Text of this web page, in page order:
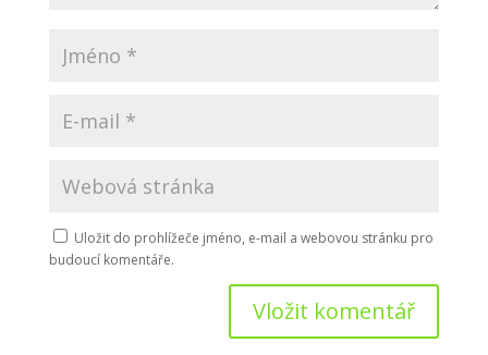
Uložit do prohlížeče jméno, e-mail a webovou stránku pro
budoucí komentáře.